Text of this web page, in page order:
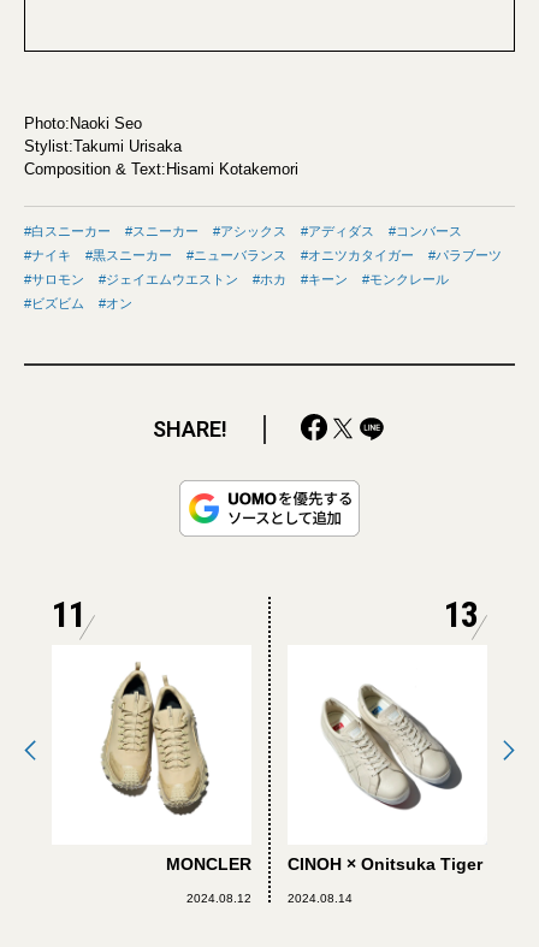
Photo:Naoki Seo
Stylist:Takumi Urisaka
Composition & Text:Hisami Kotakemori
白スニーカー スニーカー アシックス アディダス
コンバース
ナイキ
黒スニーカー ニューバランス オニツカタイガー
パラブーツ
サロモン
ジェイエムウエストン ホカ キーン
モンクレール
ビズビム
オン
SHARE!
11
MONCLER
2024.08.12
13
CINOH × Onitsuka Tiger
2024.08.14